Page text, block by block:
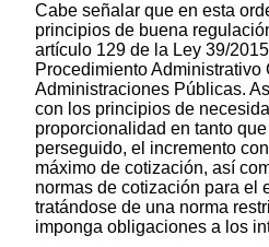
Cabe señalar que en esta
principios de buena
artículo 129 de la Ley 39/
Procedimiento Administrativo
Administraciones Públicas.
con los principios de
proporcionalidad en tanto
perseguido, el incremento
máximo de cotización, así
normas de cotización para el
tratándose de una norma
imponga obligaciones a los